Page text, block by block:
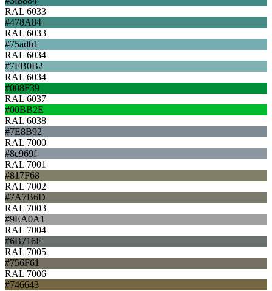
RAL 6033
#478A84
RAL 6033
#75adb1
RAL 6034
#7FB0B2
RAL 6034
#008F39
RAL 6037
#00BB2E
RAL 6038
#7E8B92
RAL 7000
#8c969f
RAL 7001
#817F68
RAL 7002
#7A7B6D
RAL 7003
#9EA0A1
RAL 7004
#6B716F
RAL 7005
#756F61
RAL 7006
#746643